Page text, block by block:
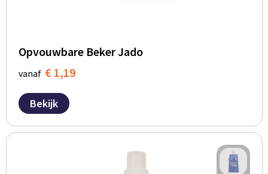
Opvouwbare Beker Jado
vanaf € 1,19
Bekijk